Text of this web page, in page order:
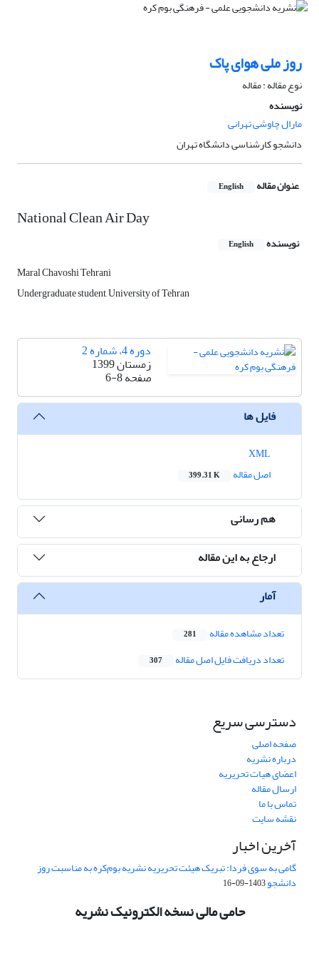
روز ملی هوای پاک
نوع مقاله : مقاله
نویسنده
مارال چاوشی تهرانی
دانشجو کارشناسی دانشگاه تهران
عنوان مقاله English
National Clean Air Day
نویسنده English
Maral Chavoshi Tehrani
Undergraduate student, University of Tehran
دوره 4، شماره 2
زمستان 1399
صفحه6-8
فایل ها
اصل مقاله
399.31 K
هم رسانی
ارجاع به این مقاله
آمار
تعداد مشاهده مقاله 281
تعداد دریافت فایل اصل مقاله 307
دسترسی سریع
صفحه اصلی
درباره نشریه
اعضای هیات تحریریه
ارسال مقاله
تماس با ما
نقشه سایت
آخرین اخبار
گامی به سوی فردا: تبریک هیئت تحریریه نشریه بوم‌کره به مناسبت روز
دانشجو1403-09-16
حامی مالی نسخه الکترونیک نشریه